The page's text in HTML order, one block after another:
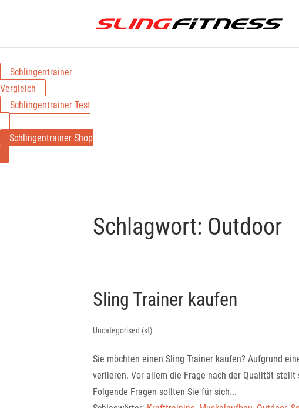
Schlingentrainer
Vergleich
Schlingentrainer Test
Schlingentrainer Shop
Schlagwort: Outdoor
Sling Trainer kaufen
Uncategorised (sf)
Sie möchten einen Sling Trainer kaufen? Aufgrund
verlieren. Vor allem die Frage nach der Qualität
Folgende Fragen sollten Sie für sich...